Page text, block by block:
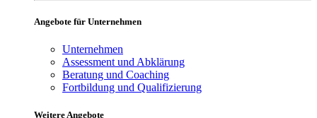
Angebote für Unternehmen
Unternehmen
Assessment und Abklärung
Beratung und Coaching
Fortbildung und Qualifizierung
Weitere Angebote